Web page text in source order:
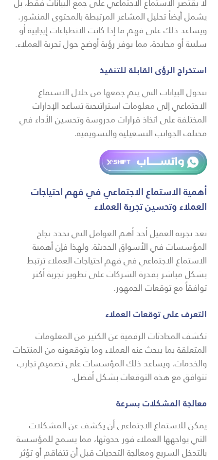
يشمل أيضاً تحليل المشاعر المرتبطة بالمحتوى المنشور.
ويساعد ذلك على فهم ما إذا كانت الانطباعات إيجابية أو
سلبية أو محايدة، مما يوفر رؤية أوضح حول تجربة العملاء.
استخراج الرؤى القابلة للتنفيذ
تتحول البيانات التي يتم جمعها من خلال الاستماع
الاجتماعي إلى معلومات استراتيجية تساعد الإدارات
المختلفة على اتخاذ قرارات مدروسة وتحسين الأداء في
مختلف الجوانب التشغيلية والتسويقية.
أهمية الاستماع الاجتماعي في فهم احتياجات
العملاء وتحسين تجربة العملاء
تعد تجربة العميل أحد أهم العوامل التي تحدد نجاح
المؤسسات في الأسواق الحديثة. ولهذا فإن أهمية
الاستماع الاجتماعي في فهم احتياجات العملاء ترتبط
بشكل مباشر بقدرة الشركات على تطوير تجربة أكثر
توافقاً مع توقعات الجمهور.
التعرف على توقعات العملاء
تكشف المحادثات الرقمية عن الكثير من المعلومات
المتعلقة بما يبحث عنه العملاء وما يتوقعونه من المنتجات
والخدمات. ويساعد ذلك المؤسسات على تصميم تجارب
تتوافق مع هذه التوقعات بشكل أفضل.
معالجة المشكلات بسرعة
يمكن للاستماع الاجتماعي أن يكشف عن المشكلات
التي يواجهها العملاء فور حدوثها، مما يسمح للمؤسسة
بالتدخل السريع ومعالجة التحديات قبل أن تتفاقم أو تؤثر